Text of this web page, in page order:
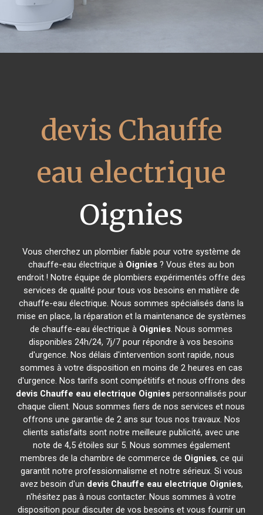
devis Chauffe
eau electrique
Oignies
Vous cherchez un plombier fiable pour votre système de
chauffe-eau électrique à Oignies ? Vous êtes au bon
endroit ! Notre équipe de plombiers expérimentés offre des
services de qualité pour tous vos besoins en matière de
chauffe-eau électrique. Nous sommes spécialisés dans la
mise en place, la réparation et la maintenance de systèmes
de chauffe-eau électrique à Oignies. Nous sommes
disponibles 24h/24, 7j/7 pour répondre à vos besoins
d'urgence. Nos délais d'intervention sont rapide, nous
sommes à votre disposition en moins de 2 heures en cas
d'urgence. Nos tarifs sont compétitifs et nous offrons des
devis Chauffe eau electrique Oignies personnalisés pour
chaque client. Nous sommes fiers de nos services et nous
offrons une garantie de 2 ans sur tous nos travaux. Nos
clients satisfaits sont notre meilleure publicité, avec une
note de 4,5 étoiles sur 5. Nous sommes également
membres de la chambre de commerce de Oignies, ce qui
garantit notre professionnalisme et notre sérieux. Si vous
avez besoin d'un devis Chauffe eau electrique Oignies,
n'hésitez pas à nous contacter. Nous sommes à votre
disposition pour discuter de vos besoins et vous fournir un